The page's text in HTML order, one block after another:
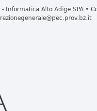
Alto Adige SPA •